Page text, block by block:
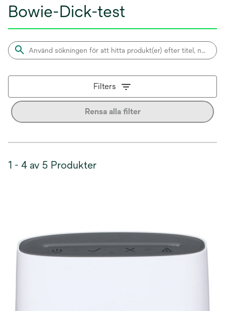
Bowie-Dick-test
Filters
Rensa alla filter
1 - 4 av 5 Produkter